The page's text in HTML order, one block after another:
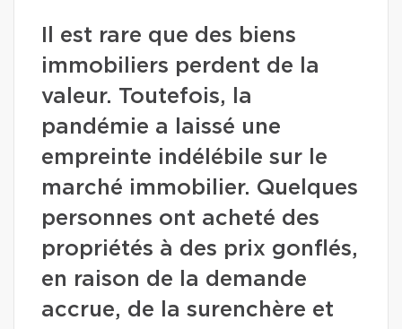
Il est rare que des biens
immobiliers perdent de la
valeur. Toutefois, la
pandémie a laissé une
empreinte indélébile sur le
marché immobilier. Quelques
personnes ont acheté des
propriétés à des prix gonflés,
en raison de la demande
accrue, de la surenchère et